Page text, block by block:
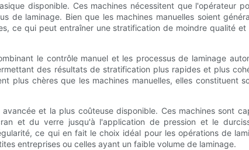
disponible. Ces machines nécessitent que l'opérateur
laminage. Bien que les machines manuelles soient
ce qui peut entraîner une stratification de moindre qualité
le contrôle manuel et les processus de laminage
des résultats de stratification plus rapides et plus
plus chères que les machines manuelles, elles constituent
et la plus coûteuse disponible. Ces machines sont
et du verre jusqu'à l'application de pression et le
ce qui en fait le choix idéal pour les opérations de
entreprises ou celles ayant un faible volume de laminage.